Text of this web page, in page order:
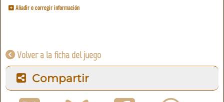
Añadir o corregir información
Volver a la ficha del juego
Compartir